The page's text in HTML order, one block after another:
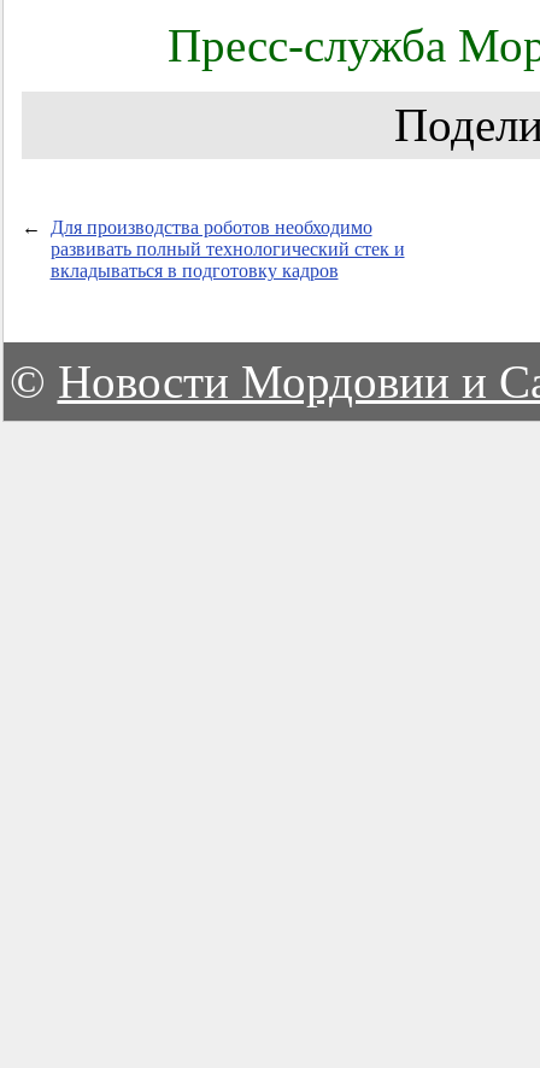
Пресс-служба
←
Для производства роботов необходимо
развивать полный технологический стек и
вкладываться в подготовку кадров
© Новости Мордовии и